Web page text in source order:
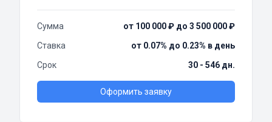
Сумма
от 100 000 ₽ до 3 500 000 ₽
Ставка
от 0.07% до 0.23% в день
Срок
30 - 546 дн.
Оформить заявку